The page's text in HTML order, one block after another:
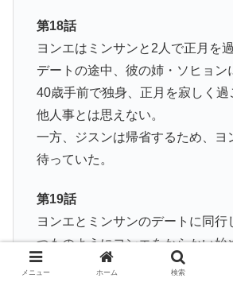
第18話
ヨンエはミンサンと2人で正月を過
デートの途中、彼の姉・ソヒョン
40歳手前で独身、正月を寂しく過
他人事とは思えない。
一方、ジスンは帰省するため、ヨ
待っていた。
第19話
ヨンエとミンサンのデートに同行
つものようにヨンエをからかい始
そんなサノにミンサンは嫉妬。
メニュー ホーム 検索